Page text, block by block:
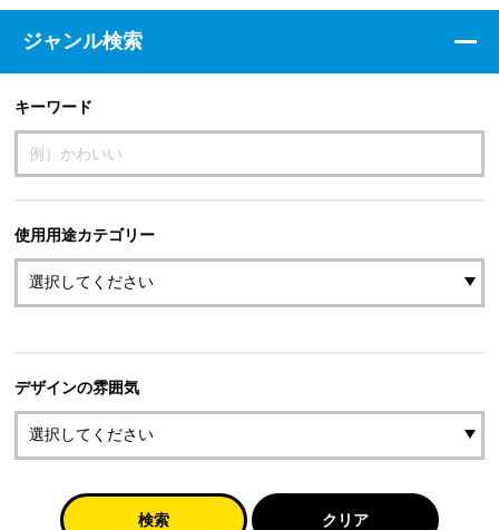
ジャンル検索
キーワード
使用用途カテゴリー
デザインの雰囲気
検索 クリア